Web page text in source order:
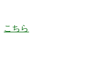
こちら